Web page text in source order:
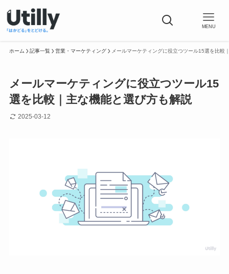
MENU
ホーム 記事一覧 営業・マーケティング メールマーケティングに役立つツール15選を比較
メールマーケティングに役立つツール15
選を比較｜主な機能と選び方も解説
2025-03-12